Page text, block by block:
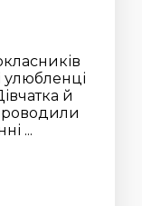
улюбленці
й
...